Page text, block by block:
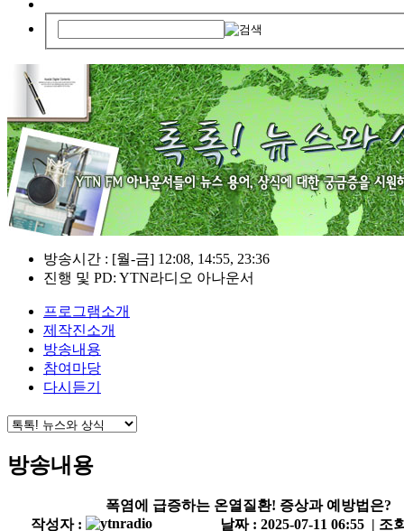
방송시간 : [월-금] 12:08, 14:55, 23:36
진행 및 PD: YTN라디오 아나운서
프로그램소개
제작진소개
방송내용
참여마당
다시듣기
방송내용
폭염에 급증하는 온열질환! 증상과 예방법은?
작성자 :
날짜 : 2025-07-11 06:55 | 조